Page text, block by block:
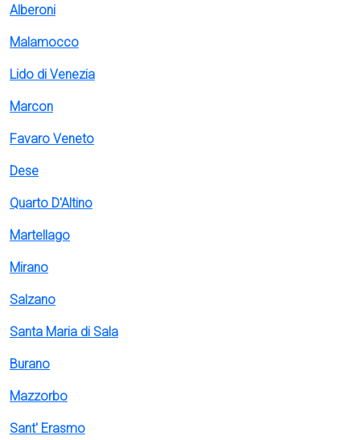
Alberoni
Malamocco
Lido di Venezia
Marcon
Favaro Veneto
Dese
Quarto D'Altino
Martellago
Mirano
Salzano
Santa Maria di Sala
Burano
Mazzorbo
Sant' Erasmo